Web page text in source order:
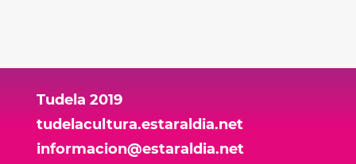
Tudela 2019
tudelacultura.estaraldia.net
informacion@estaraldia.net